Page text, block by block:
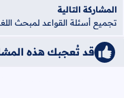
المشاركة التالية
تجميع أسئلة القواعد لمبحث
قد تُعجبك هذه